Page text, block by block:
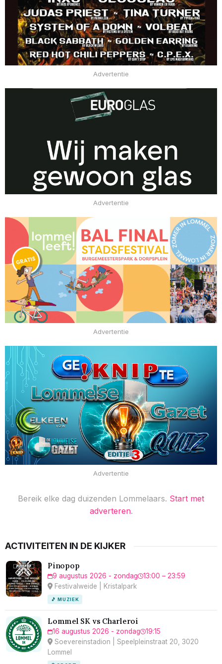
Advertentie
Advertentie
Advertentie
Advertentie
Bereik elke dag duizenden Lommelaars. Start met
adverteren.
ACTIVITEITEN IN DE KIJKER
Pinopop
9 augustus 2026 - zondag
13:00 – 23:59
Festivalweide | Kristalpark
🎵 MUZIEK
Lommel SK vs Charleroi
16 augustus 2026 - zondag
19:15
Soevereinstadion | Speelpleinstraat 20, 3020
Lommel